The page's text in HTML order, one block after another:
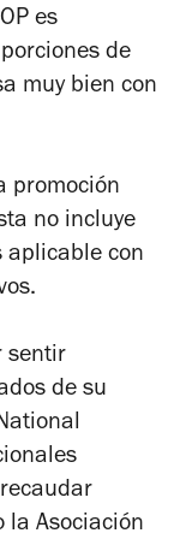
es
de
muy bien con
promoción
no incluye
aplicable con
sentir
de su
la Asociación